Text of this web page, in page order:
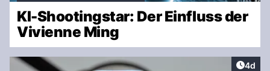
KI-Shootingstar: Der Einfluss der
Vivienne Ming
4d